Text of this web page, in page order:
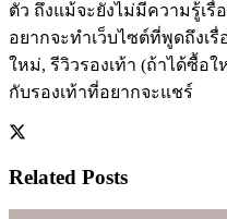
ตัว ถึงแม้จะยังไม่มีความรู้เรื่
อยากจะทำเว็บไซต์ที่พูดถึงเรื่
ใหม่, รีวิวรองเท้า (ถ้าได้ซื้อใ
กับรองเท้าที่อยากจะแชร์
Related Posts